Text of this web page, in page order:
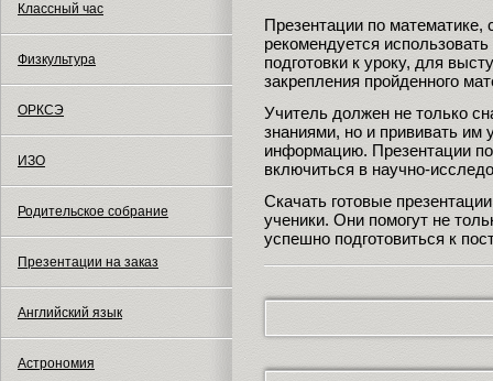
Классный час
Физкультура
ОРКСЭ
ИЗО
Родительское собрание
Презентации на заказ
Английский язык
Астрономия
Презентации по
рекомендуется
подготовки к уроку, для
закрепления пройденного
Учитель должен не только
знаниями, но и прививать им
информацию. Презентации
включиться в научно-
Скачать готовые
ученики. Они помогут не
успешно подготовиться к